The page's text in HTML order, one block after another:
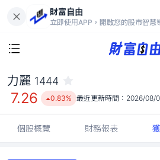
財富自由
立即使用APP，開啟您的股市智慧
7.26
0.83%
力麗 1444
7.26 0.83% 最近更新時間： 2026/08/
個股概覽 財務報表